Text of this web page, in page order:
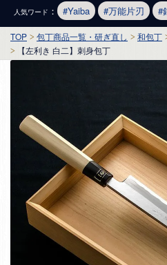
人気ワード ： Yaiba 万能片刃
TOP 包丁商品一覧・研ぎ直し 和包丁
【左利き 白二】刺身包丁